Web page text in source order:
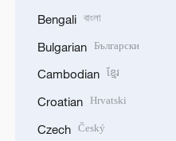
Bengali বাংলা
Bulgarian Български
Cambodian ខ្មែរ
Croatian Hrvatski
Czech Český